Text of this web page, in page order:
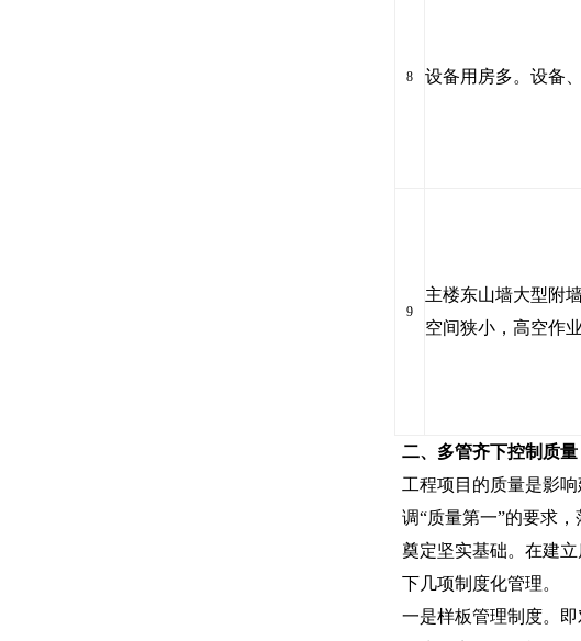
8 设备用房多。设备
9
主楼东山墙大型附
空间狭小，高空作业
二、多管齐下控制质
工程项目的质量是影
调“质量第一”的要求
奠定坚实基础。在建
下几项制度化管理。
一是样板管理制度。